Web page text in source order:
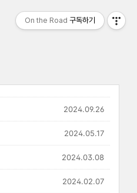
2024.09.26
2024.05.17
2024.03.08
2024.02.07
On the Road 구독하기